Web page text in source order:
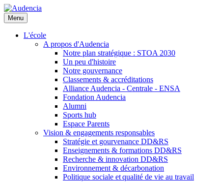
Aller
au
contenu
principal
Menu
L'école
A propos d'Audencia
Notre plan stratégique : STOA 2030
Un peu d'histoire
Notre gouvernance
Classements & accréditations
Alliance Audencia - Centrale - ENSA
Fondation Audencia
Alumni
Sports hub
Espace Parents
Vision & engagements responsables
Stratégie et gourvenance DD&RS
Enseignements & formations DD&RS
Recherche & innovation DD&RS
Environnement & décarbonation
Politique sociale et qualité de vie au travail